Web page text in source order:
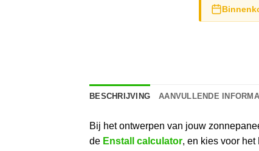
BESCHRIJVING AANVULLENDE
Bij het ontwerpen van jouw
de Enstall calculator, en kies voor